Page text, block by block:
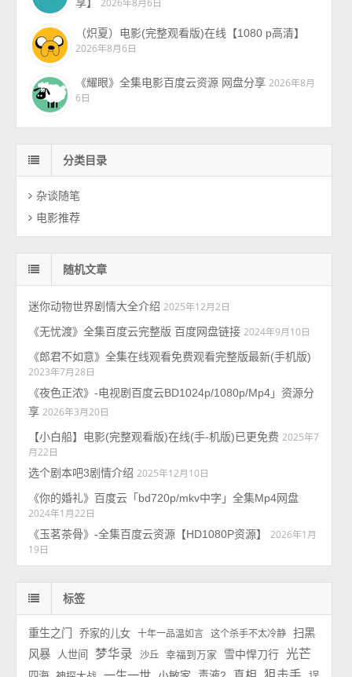
（炽夏）电影(完整观看版)在线【1080 p高清】
2026年8月6日
《耀眼》全集电影百度云资源 网盘分享 2026年8月
6日
分类目录
杂谈随笔
电影推荐
随机文章
迷你动物世界剧情大全介绍 2025年12月2日
《无忧渡》全集百度云完整版 百度网盘链接 2024年9月10日
《郎君不如意》全集在线观看免费观看完整版最新(手机版)
2023年7月28日
《夜色正浓》-电视剧百度云BD1024p/1080p/Mp4」资源分
享 2026年3月20日
【小白船】电影(完整观看版)在线(手-机版)已更免费 2025年7
月22日
选个剧本吧3剧情介绍 2025年12月10日
《你的婚礼》百度云「bd720p/mkv中字」全集Mp4网盘
2024年1月22日
《玉茗茶骨》-全集百度云资源【HD1080P资源】
2026年1月
19日
标签
重生之门 乔家的儿女 十年一品温如言 这个杀手不太冷静
扫黑
风暴
人世间 梦华录 沙丘 幸福到万家 雪中悍刀行 光芒